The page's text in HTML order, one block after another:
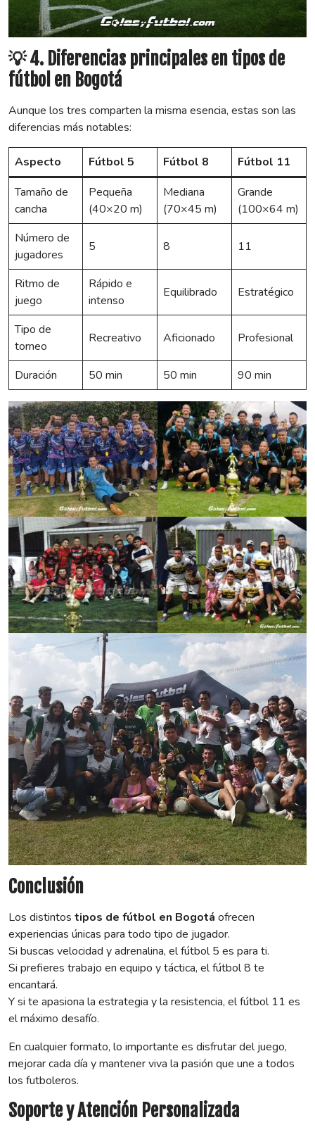
💡 4. Diferencias principales en tipos de
fútbol en Bogotá
Aunque los tres comparten la misma esencia, estas son las
diferencias más notables:
Aspecto Fútbol 5 Fútbol 8
Fútbol 11
Tamaño de
cancha
Pequeña
(40×20 m)
Mediana
(70×45 m)
Grande
(100×64 m)
Número de
jugadores
5 8 11
Ritmo de
juego
Rápido e
intenso
Equilibrado Estratégico
Tipo de
torneo
Recreativo Aficionado Profesional
Duración 50 min 50 min 90 min
Conclusión
Los distintos tipos de fútbol en Bogotá ofrecen
experiencias únicas para todo tipo de jugador.
Si buscas velocidad y adrenalina, el fútbol 5 es para ti.
Si prefieres trabajo en equipo y táctica, el fútbol 8 te
encantará.
Y si te apasiona la estrategia y la resistencia, el fútbol 11 es
el máximo desafío.
En cualquier formato, lo importante es disfrutar del juego,
mejorar cada día y mantener viva la pasión que une a todos
los futboleros.
Soporte y Atención Personalizada